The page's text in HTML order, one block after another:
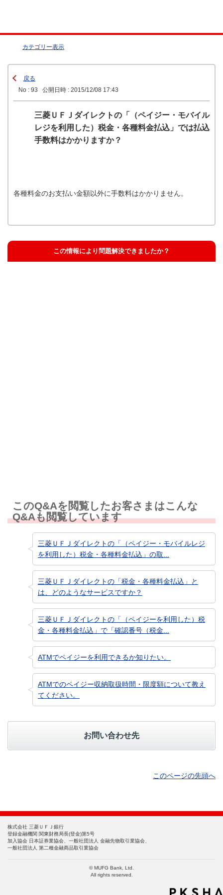
カテゴリー表示
戻る
No : 93
公開日時 : 2015/12/08 17:43
三菱ＵＦＪダイレクトの「（ペイジー・モバイル
レジを利用した）税金・各種料金払込」では払込
手数料はかかりますか？
各種料金のお支払い金額以外に手数料はかかりません。
この情報により問題解決できましたか？
このQ&Aを閲覧したお客さまはこんな
Q&Aも閲覧しています
三菱ＵＦＪダイレクトの「（ペイジー・モバイルレジ
を利用した）税金・各種料金払込」の取...
三菱ＵＦＪダイレクトの「税金・各種料金払込」と
は、どのようなサービスですか？
三菱ＵＦＪダイレクトの「（ペイジーを利用した）税
金・各種料金払込」で「確認番号（税金...
ATMでペイジーを利用できるか知りたい。
ATMでのペイジー収納取扱時間・限度額について教え
てください。
お問い合わせ先
このページの先頭へ
株式会社 三菱ＵＦＪ銀行
登録金融機関 関東財務局長(登金)第5号
加入協会 日本証券業協会、一般社団法人 金融先物取引業協会、
一般社団法人 第二種金融商品取引業協会
© MUFG Bank, Ltd.
All rights reserved.